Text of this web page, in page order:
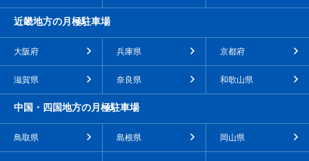
近畿地方の月極駐車場
大阪府 兵庫県 京都府
滋賀県 奈良県 和歌山県
中国・四国地方の月極駐車場
鳥取県 島根県 岡山県